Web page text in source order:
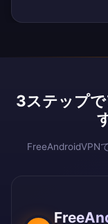
3ステップ
FreeAndroidVPN